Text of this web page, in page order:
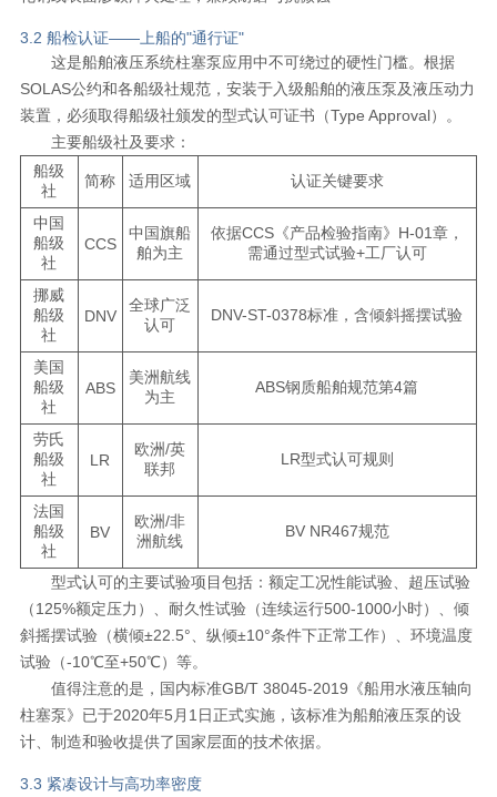
3.2 船检认证——上船的"通行证"
这是船舶液压系统柱塞泵应用中不可绕过的硬性门槛。根据
SOLAS公约和各船级社规范，安装于入级船舶的液压泵及液压动力
装置，必须取得船级社颁发的型式认可证书（Type Approval）。
主要船级社及要求：
船级
社
简称 适用区域 认证关键要求
中国
船级
社
CCS
中国旗船
舶为主
依据CCS《产品检验指南》H-01章，
需通过型式试验+工厂认可
挪威
船级
社
DNV
全球广泛
认可
DNV-ST-0378标准，含倾斜摇摆试验
美国
船级
社
ABS
美洲航线
为主
ABS钢质船舶规范第4篇
劳氏
船级
社
LR
欧洲/英
联邦
LR型式认可规则
法国
船级
社
BV
欧洲/非
洲航线
BV NR467规范
型式认可的主要试验项目包括：额定工况性能试验、超压试验
（125%额定压力）、耐久性试验（连续运行500-1000小时）、倾
斜摇摆试验（横倾±22.5°、纵倾±10°条件下正常工作）、环境温度
试验（-10℃至+50℃）等。
值得注意的是，国内标准GB/T 38045-2019《船用水液压轴向
柱塞泵》已于2020年5月1日正式实施，该标准为船舶液压泵的设
计、制造和验收提供了国家层面的技术依据。
3.3 紧凑设计与高功率密度